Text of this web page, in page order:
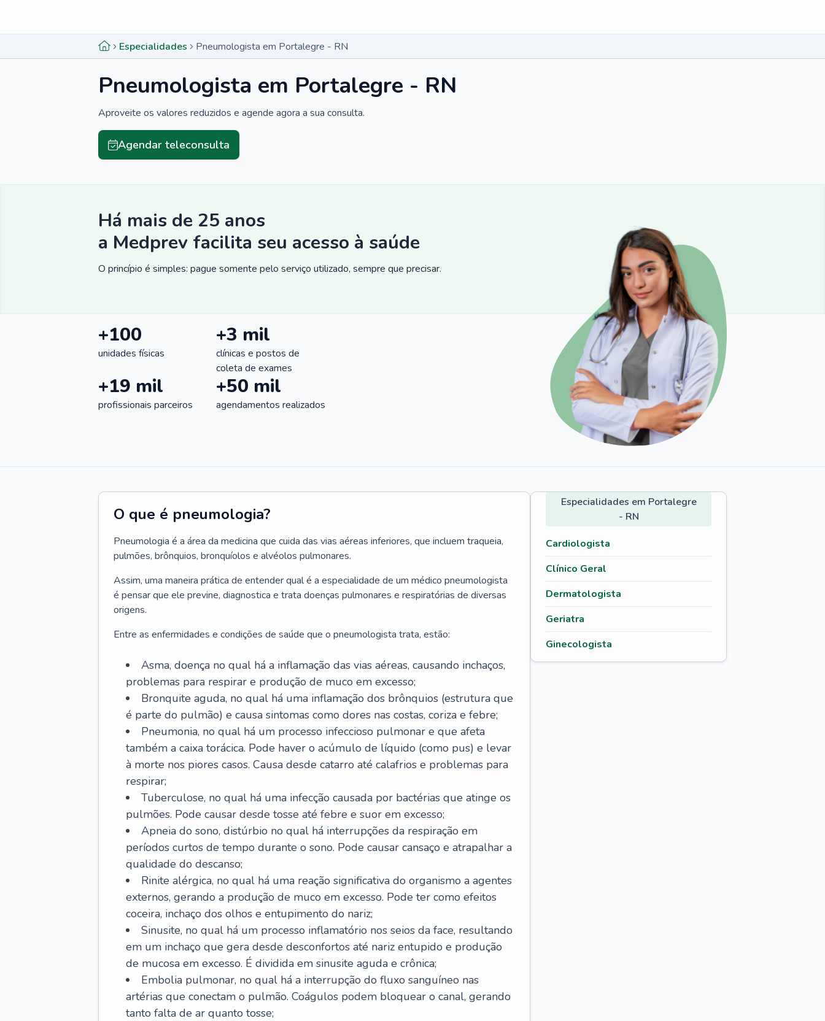
Especialidades Pneumologista em Portalegre - RN
Pneumologista em Portalegre - RN
Aproveite os valores reduzidos e agende agora a sua consulta.
Agendar teleconsulta
Há mais de 25 anos
a Medprev facilita seu acesso à saúde
O princípio é simples: pague somente pelo serviço utilizado, sempre que precisar.
+100
unidades físicas
+3 mil
clínicas e postos de
coleta de exames
+19 mil
profissionais parceiros
+50 mil
agendamentos realizados
O que é pneumologia?
Pneumologia é a área da medicina que cuida das vias aéreas inferiores, que incluem traqueia,
pulmões, brônquios, bronquíolos e alvéolos pulmonares.
Assim, uma maneira prática de entender qual é a especialidade de um médico pneumologista
é pensar que ele previne, diagnostica e trata doenças pulmonares e respiratórias de diversas
origens.
Entre as enfermidades e condições de saúde que o pneumologista trata, estão:
Asma, doença no qual há a inflamação das vias aéreas, causando inchaços,
problemas para respirar e produção de muco em excesso;
Bronquite aguda, no qual há uma inflamação dos brônquios (estrutura que
é parte do pulmão) e causa sintomas como dores nas costas, coriza e febre;
Pneumonia, no qual há um processo infeccioso pulmonar e que afeta
também a caixa torácica. Pode haver o acúmulo de líquido (como pus) e levar
à morte nos piores casos. Causa desde catarro até calafrios e problemas para
respirar;
Tuberculose, no qual há uma infecção causada por bactérias que atinge os
pulmões. Pode causar desde tosse até febre e suor em excesso;
Apneia do sono, distúrbio no qual há interrupções da respiração em
períodos curtos de tempo durante o sono. Pode causar cansaço e atrapalhar a
qualidade do descanso;
Rinite alérgica, no qual há uma reação significativa do organismo a agentes
externos, gerando a produção de muco em excesso. Pode ter como efeitos
coceira, inchaço dos olhos e entupimento do nariz;
Sinusite, no qual há um processo inflamatório nos seios da face, resultando
em um inchaço que gera desde desconfortos até nariz entupido e produção
de mucosa em excesso. É dividida em sinusite aguda e crônica;
Embolia pulmonar, no qual há a interrupção do fluxo sanguíneo nas
artérias que conectam o pulmão. Coágulos podem bloquear o canal, gerando
tanto falta de ar quanto tosse;
Especialidades em Portalegre
- RN
Cardiologista
Clínico Geral
Dermatologista
Geriatra
Ginecologista